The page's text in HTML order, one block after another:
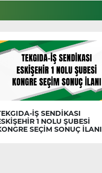
İŞ SENDİKASI
1 NOLU ŞUBESİ
SEÇİM SONUÇ İLANI